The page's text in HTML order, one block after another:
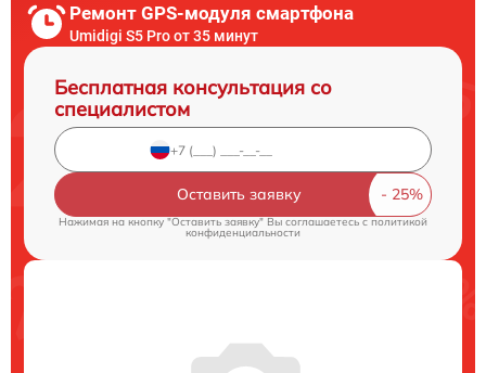
Ремонт GPS-модуля смартфона
Umidigi S5 Pro от 35 минут
Бесплатная консультация со
специалистом
Оставить заявку
Нажимая на кнопку "Оставить заявку" Вы соглашаетесь c политикой
конфиденциальности